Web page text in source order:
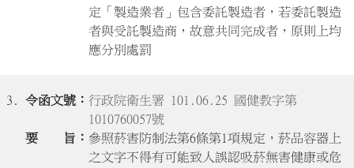
定「製造業者」包含委託製造者，若委託製造
者與受託製造商，故意共同完成者，原則上均
應分別處罰
3.
行政院衛生署 101.06.25 國健教字第
1010760057號
參照菸害防制法第6條第1項規定，菸品容器上
之文字不得有可能致人誤認吸菸無害健康或危